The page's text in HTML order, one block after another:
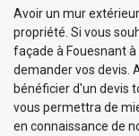
Avoir un mur
propriété. Si vous
façade à Fouesnant
demander vos devis.
bénéficier d'un devis
vous permettra de
en connaissance de